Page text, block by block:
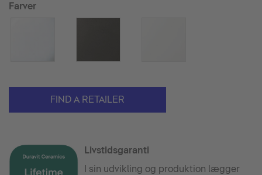
Farver
FIND A RETAILER
Livstidsgaranti
I sin udvikling og produktion lægger